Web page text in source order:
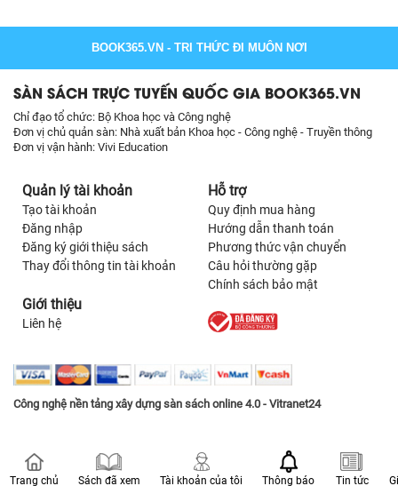
BOOK365.VN - TRI THỨC ĐI MUÔN NƠI
SÀN SÁCH TRỰC TUYẾN QUỐC GIA BOOK365.VN
Chỉ đạo tổ chức: Bộ Khoa học và Công nghệ
Đơn vị chủ quản sàn: Nhà xuất bản Khoa học - Công nghệ - Truyền thông
Đơn vị vận hành: Vivi Education
Quản lý tài khoản
Tạo tài khoản
Đăng nhập
Đăng ký giới thiệu sách
Thay đổi thông tin tài khoản
Hỗ trợ
Quy định mua hàng
Hướng dẫn thanh toán
Phương thức vận chuyển
Câu hỏi thường gặp
Chính sách bảo mật
Giới thiệu
Liên hệ
Công nghệ nền tảng xây dựng sàn sách online 4.0 - Vitranet24
Trang chủ Sách đã xem Tài khoản của tôi Thông báo Tin tức